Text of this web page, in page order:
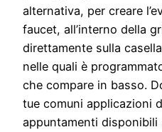
alternativa, per creare
faucet, all’interno della
direttamente sulla
nelle quali è
che compare in basso.
tue comuni applicazioni
appuntamenti disponibili